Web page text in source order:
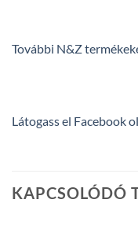
További N&Z
Látogass el Facebook
KAPCSOLÓDÓ